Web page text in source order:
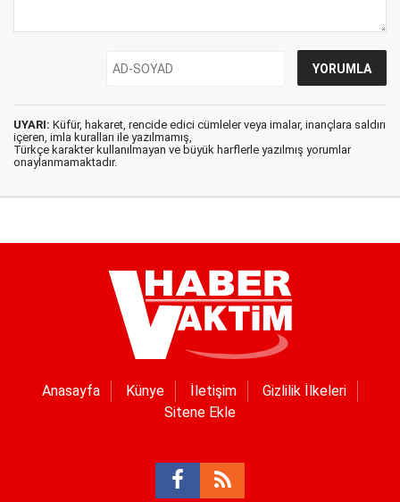
UYARI: Küfür, hakaret, rencide edici cümleler veya imalar, inançlara saldırı
içeren, imla kuralları ile yazılmamış,
Türkçe karakter kullanılmayan ve büyük harflerle yazılmış yorumlar
onaylanmamaktadır.
Anasayfa Künye İletişim
Gizlilik İlkeleri
Sitene Ekle